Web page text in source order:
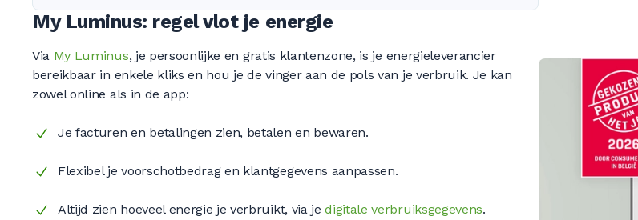
My Luminus: regel vlot je energie
Via My Luminus, je persoonlijke en gratis klantenzone, is je energieleverancier
bereikbaar in enkele kliks en hou je de vinger aan de pols van je verbruik. Je kan
zowel online als in de app:
Je facturen en betalingen zien, betalen en bewaren.
Flexibel je voorschotbedrag en klantgegevens aanpassen.
Altijd zien hoeveel energie je verbruikt, via jedigitale verbruiksgegevens.